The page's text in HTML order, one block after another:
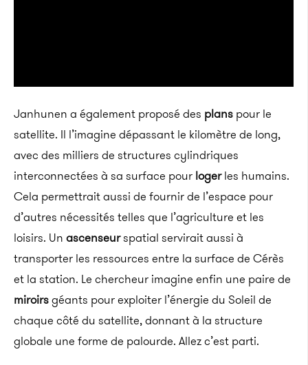
Janhunen a également proposé des plans pour le
satellite. Il l’imagine dépassant le kilomètre de long,
avec des milliers de structures cylindriques
interconnectées à sa surface pour logerles humains.
Cela permettrait aussi de fournir de l’espace pour
d’autres nécessités telles que l’agriculture et les
loisirs. Un ascenseurspatial servirait aussi à
transporter les ressources entre la surface de Cérès
et la station. Le chercheur imagine enfin une paire de
miroirsgéants pour exploiter l’énergie du Soleil de
chaque côté du satellite, donnant à la structure
globale une forme de palourde. Allez c’est parti.